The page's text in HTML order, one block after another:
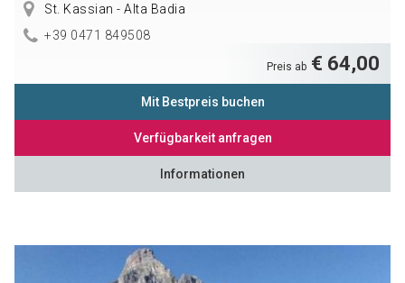
St. Kassian - Alta Badia
+39 0471 849508
Preis ab € 64,00
Mit Bestpreis buchen
Verfügbarkeit anfragen
Informationen